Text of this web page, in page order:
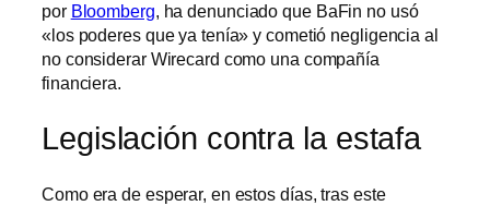
por Bloomberg, ha denunciado que BaFin no usó
«los poderes que ya tenía» y cometió negligencia al
no considerar Wirecard como una compañía
financiera.
Legislación contra la estafa
Como era de esperar, en estos días, tras este